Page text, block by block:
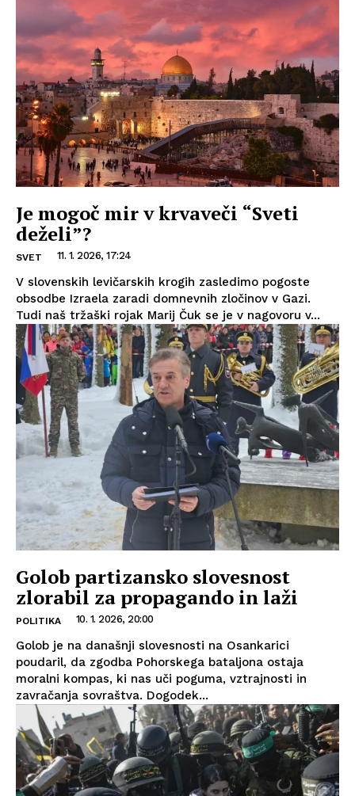
Je mogoč mir v krvaveči “Sveti
deželi”?
SVET 11. 1. 2026, 17:24
V slovenskih levičarskih krogih zasledimo pogoste
obsodbe Izraela zaradi domnevnih zločinov v Gazi.
Tudi naš tržaški rojak Marij Čuk se je v nagovoru v...
Golob partizansko slovesnost
zlorabil za propagando in laži
POLITIKA 10. 1. 2026, 20:00
Golob je na današnji slovesnosti na Osankarici
poudaril, da zgodba Pohorskega bataljona ostaja
moralni kompas, ki nas uči poguma, vztrajnosti in
zavračanja sovraštva. Dogodek...